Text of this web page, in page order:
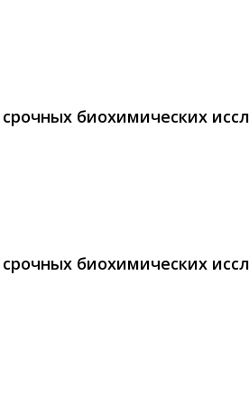
биохимических
биохимических